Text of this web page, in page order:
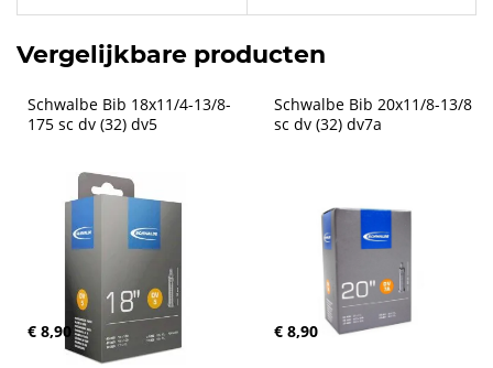
Vergelijkbare producten
Schwalbe Bib 18x11/4-13/8-
175 sc dv (32) dv5
€ 8,90
Schwalbe Bib 20x11/8-13/8
sc dv (32) dv7a
€ 8,90